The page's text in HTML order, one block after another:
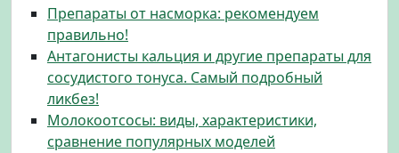
Препараты от насморка: рекомендуем
правильно!
Антагонисты кальция и другие препараты для
сосудистого тонуса. Самый подробный
ликбез!
Молокоотсосы: виды, характеристики,
сравнение популярных моделей